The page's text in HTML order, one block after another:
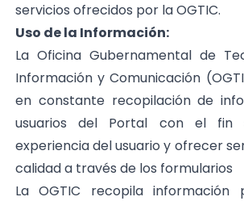
servicios ofrecidos por la OGTIC.
Uso de la Información:
La Oficina Gubernamental de
Información y Comunicación
en constante recopilación de
usuarios del Portal con el fin
experiencia del usuario y ofrecer
calidad a través de los formularios
La OGTIC recopila información